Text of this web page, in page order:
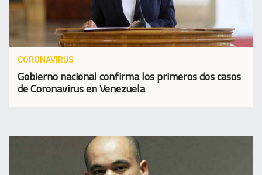
CORONAVIRUS
Gobierno nacional confirma los primeros dos casos
de Coronavirus en Venezuela